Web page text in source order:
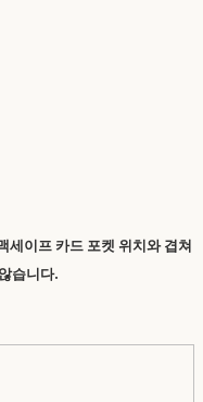
세이프 카드 포켓 위치와 겹쳐
습니다.